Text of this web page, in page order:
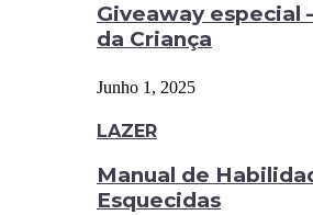
Giveaway especial
da Criança
Junho 1, 2025
LAZER
Manual de
Esquecidas